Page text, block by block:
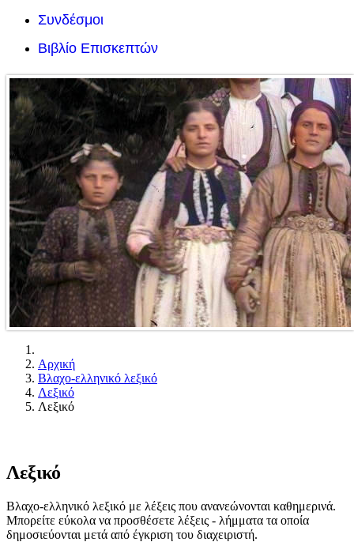
Συνδέσμοι
Βιβλίο Επισκεπτών
Αρχική
Βλαχο-ελληνικό λεξικό
Λεξικό
Λεξικό
Λεξικό
Βλαχο-ελληνικό λεξικό με λέξεις που ανανεώνονται καθημερινά.
Μπορείτε εύκολα να προσθέσετε λέξεις - λήμματα τα οποία
δημοσιεύονται μετά από έγκριση του διαχειριστή.